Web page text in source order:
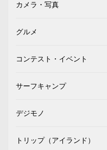
カメラ・写真
グルメ
コンテスト・イベント
サーフキャンプ
デジモノ
トリップ（アイランド）